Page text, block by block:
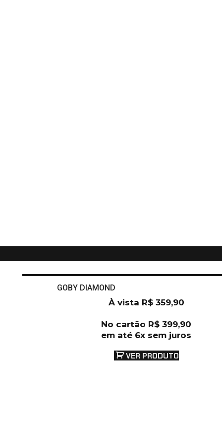
GOBY DIAMOND
À vista R$359,90
No cartão R$ 399,90
em até 6x sem juros
VER PRODUTO